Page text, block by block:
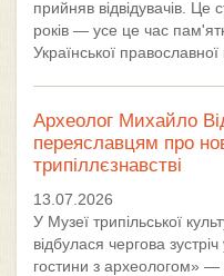
прийняв відвідувачів.
років — усе це час
Української православної
Археолог Михайло
переяславцям про
трипіллєзнавстві
13.07.2026
У Музеї трипільської
відбулася чергова
гостини з археологом» —